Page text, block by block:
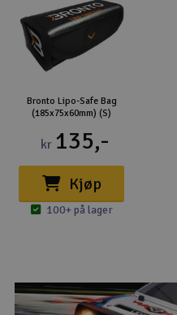
Bronto Lipo-Safe Bag
(185x75x60mm) (S)
kr 135,-
Kjøp
100+ på lager